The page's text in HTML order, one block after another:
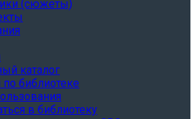
(сюжеты)
каталог
по библиотеке
в библиотеку